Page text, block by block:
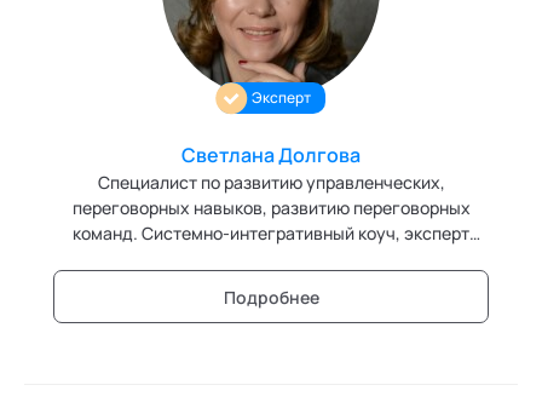
Эксперт
Светлана Долгова
Специалист по развитию управленческих,
переговорных навыков, развитию переговорных
команд. Системно-интегративный коуч, эксперт
"Технологии командного менеджмента" Академии
Подробнее